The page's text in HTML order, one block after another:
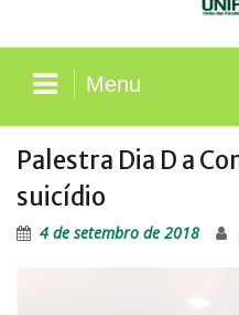
Menu
Palestra Dia D a
suicídio
4 de setembro de 2018